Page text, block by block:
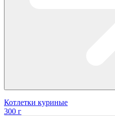
Котлетки куриные
300 г